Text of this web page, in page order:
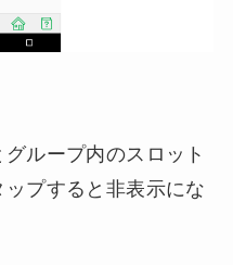
ループ内のスロット
プすると非表示にな